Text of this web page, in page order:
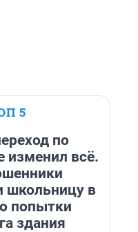
5
по
изменил всё.
школьницу в
попытки
здания